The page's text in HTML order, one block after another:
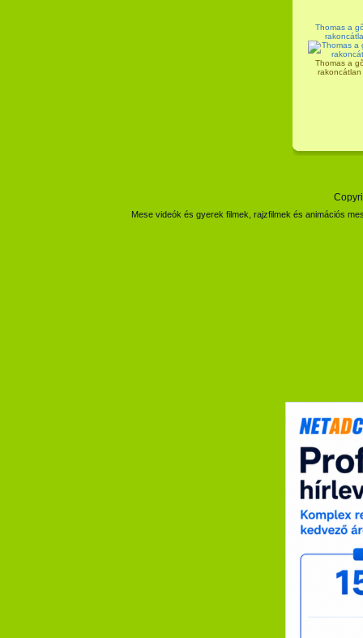
Thomas a
Thomas a
rakoncátlan
Mese videók és gyerek filmek, rajzfilmek és animációs